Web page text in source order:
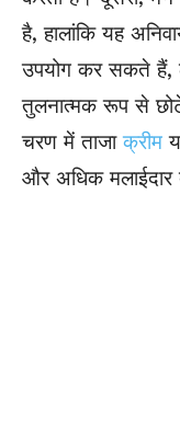
है, हालांकि यह
उपयोग कर सकते हैं,
तुलनात्मक रूप से
चरण में ताजाक्रीम
और अधिक मलाईदार